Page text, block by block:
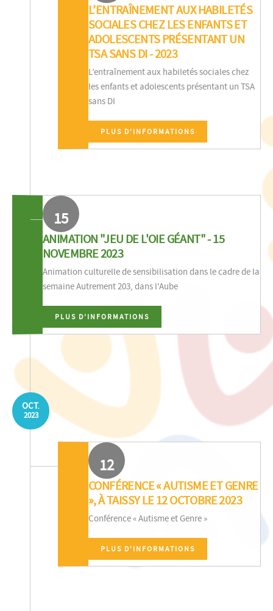
L’ENTRAÎNEMENT AUX HABILETÉS
SOCIALES CHEZ LES ENFANTS ET
ADOLESCENTS PRÉSENTANT UN
TSA SANS DI - 2023
L’entraînement aux habiletés sociales chez
les enfants et adolescents présentant un TSA
sans DI
PLUS D'INFORMATIONS
15
ANIMATION "JEU DE L'OIE GÉANT" - 15
NOVEMBRE 2023
Animation culturelle de sensibilisation dans le cadre de la
semaine Autrement 203, dans l'Aube
PLUS D'INFORMATIONS
OCT.
2023
12
CONFÉRENCE « AUTISME ET GENRE
», À TAISSY LE 12 OCTOBRE 2023
Conférence « Autisme et Genre »
PLUS D'INFORMATIONS